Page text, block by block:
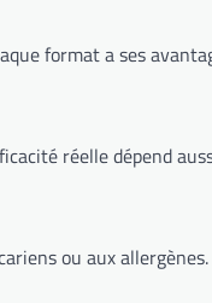
format a ses
réelle dépend
ou aux allergènes.